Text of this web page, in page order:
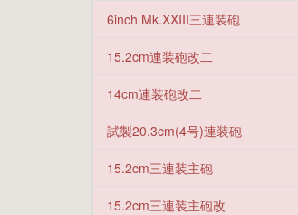
6inch Mk.XXIII三連装砲
15.2cm連装砲改二
14cm連装砲改二
試製20.3cm(4号)連装砲
15.2cm三連装主砲
15.2cm三連装主砲改